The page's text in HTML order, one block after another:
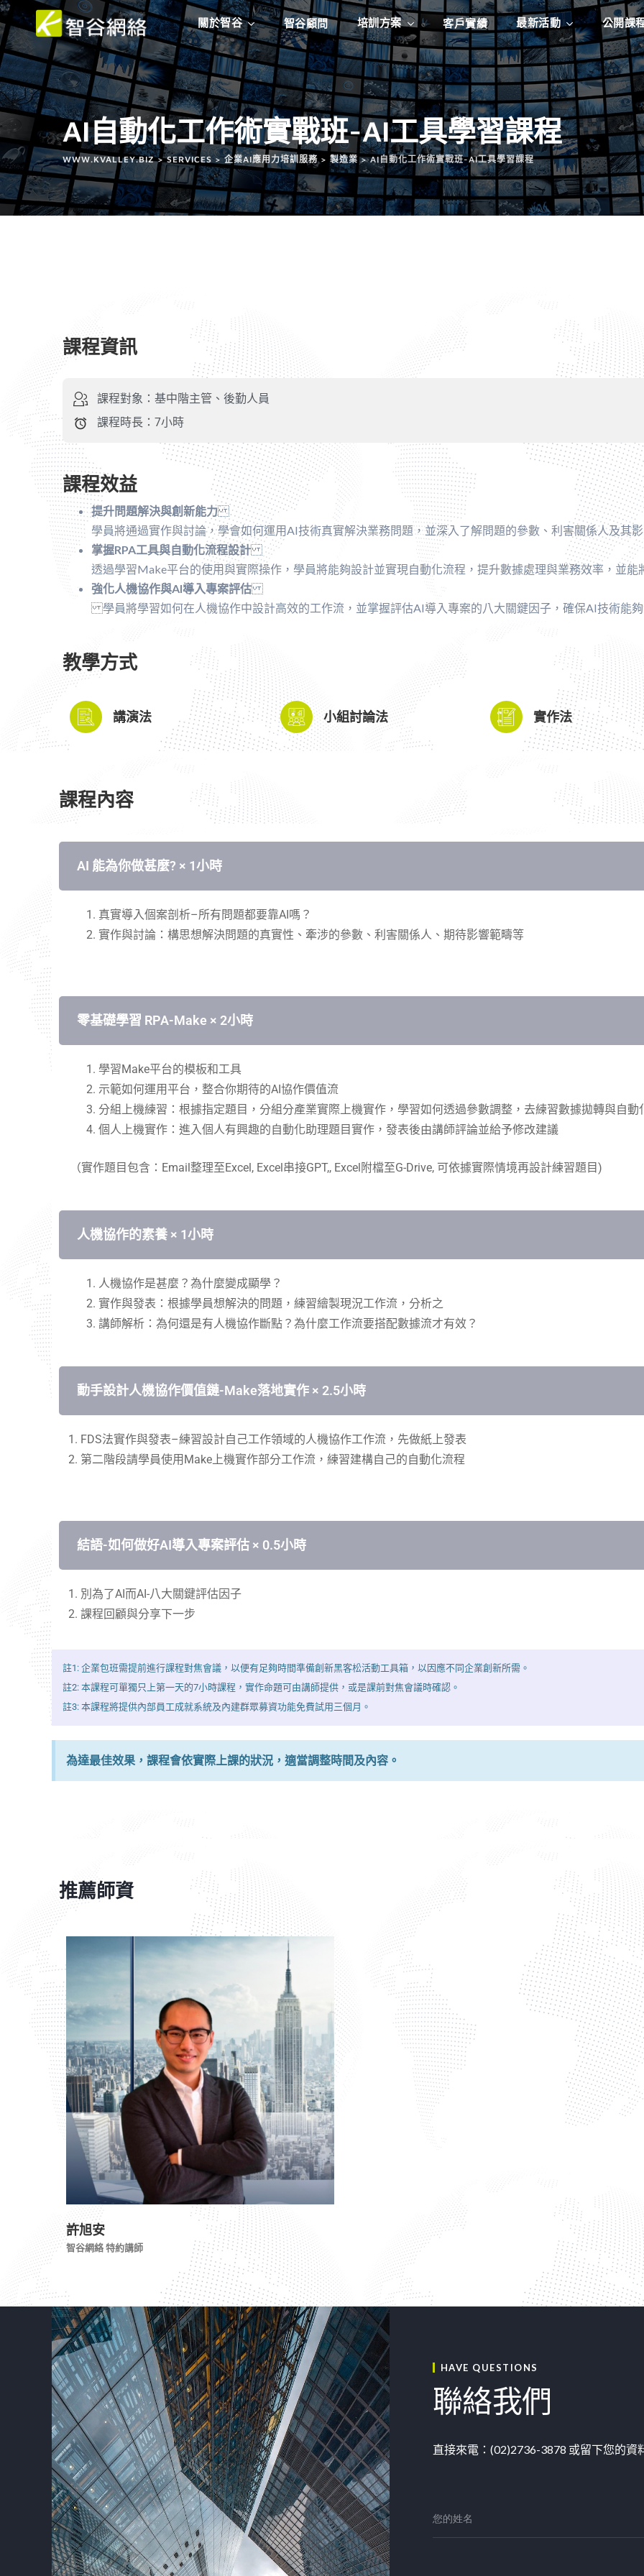
關於智谷 智谷顧問 培訓方案 客戶實績 最新活動 公開課
AI自動化工作術實戰班-AI工具學習課程
WWW.KVALLEY.BIZ>SERVICES >企業AI應用力培訓服務> 製造業 >AI自動化工作術實戰班-AI工具學習課程
課程資訊
課程對象：基中階主管、後勤人員
課程時長：7小時
課程效益
提升問題解決與創新能力
學員將通過實作與討論，學會如何運用AI技術真實解決業務問題，並深入了解問題的參數、利害關係人及其
掌握RPA工具與自動化流程設計
透過學習Make平台的使用與實際操作，學員將能夠設計並實現自動化流程，提升數據處理與業務效率，並能
強化人機協作與AI導入專案評估
學員將學習如何在人機協作中設計高效的工作流，並掌握評估AI導入專案的八大關鍵因子，確保AI技術能
教學方式
講演法 小組討論法 實作法
課程內容
AI 能為你做甚麼? ​× 1小時
真實導入個案剖析–所有問題都要靠AI嗎？
實作與討論：構思想解決問題的真實性、牽涉的參數、利害關係人、期待影響範疇等
零基礎學習 RPA-Make​ × 2小時
學習Make平台的模板和工具
示範如何運用平台，整合你期待的AI協作價值流
分組上機練習：根據指定題目，分組分產業實際上機實作，學習如何透過參數調整，去練習數據拋轉與自動
個人上機實作：進入個人有興趣的自動化助理題目 實作，發表後由講師評論並給予修改建議
（實作題目包含： Email整理至Excel, Excel串接GPT,, Excel附檔至G-Drive, 可依據實際情境再設計練習題目 )
人機協作的素養​ × 1小時
人機協作是甚麼？為什麼變成顯學？
實作與發表：根據學員想解決的問題，練習繪製現況工作流，分析之
講師解析：為何還是有人機協作斷點？為什麼工作流要搭配數據流才有效？
動手設計人機協作價值鏈-Make落地實作 × 2.5小時
FDS法實作與發表–練習設計自己工作領域的人機協作工作流，先做紙上發表
第二階段請學員使用 Make上機實作部分工作流， 練習建構自己的自動化流程
結語-如何做好AI導入專案評估 × 0.5小時
別為了AI而AI-八大關鍵評估因子
課程回顧與分享下一步
註1: 企業包班需提前進行課程對焦會議，以便有足夠時間準備創新黑客松活動工具箱，以因應不同企業創新所需。
註2: 本課程可單獨只上第一天的7小時課程，實作命題可由講師提供，或是課前對焦會議時確認。
註3: 本課程將提供內部員工成就系統及內建群眾募資功能免費試用三個月。
為達最佳效果，課程會依實際上課的狀況，適當調整時間及內容。
推薦師資
許旭安
智谷網絡 特約講師
HAVE QUESTIONS
聯絡我們
直接來電：(02)2736-3878 或留下您的